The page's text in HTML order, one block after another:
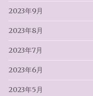
2023年9月
2023年8月
2023年7月
2023年6月
2023年5月